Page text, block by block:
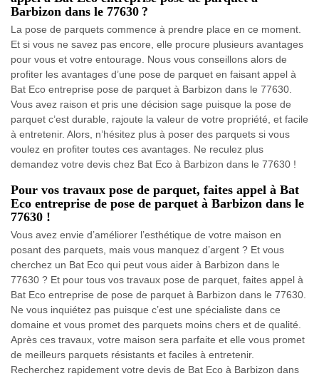
Barbizon dans le 77630 ?
La pose de parquets commence à prendre place en ce moment.
Et si vous ne savez pas encore, elle procure plusieurs avantages
pour vous et votre entourage. Nous vous conseillons alors de
profiter les avantages d’une pose de parquet en faisant appel à
Bat Eco entreprise pose de parquet à Barbizon dans le 77630.
Vous avez raison et pris une décision sage puisque la pose de
parquet c’est durable, rajoute la valeur de votre propriété, et facile
à entretenir. Alors, n’hésitez plus à poser des parquets si vous
voulez en profiter toutes ces avantages. Ne reculez plus
demandez votre devis chez Bat Eco à Barbizon dans le 77630 !
Pour vos travaux pose de parquet, faites appel à Bat
Eco entreprise de pose de parquet à Barbizon dans le
77630 !
Vous avez envie d’améliorer l’esthétique de votre maison en
posant des parquets, mais vous manquez d’argent ? Et vous
cherchez un Bat Eco qui peut vous aider à Barbizon dans le
77630 ? Et pour tous vos travaux pose de parquet, faites appel à
Bat Eco entreprise de pose de parquet à Barbizon dans le 77630.
Ne vous inquiétez pas puisque c’est une spécialiste dans ce
domaine et vous promet des parquets moins chers et de qualité.
Après ces travaux, votre maison sera parfaite et elle vous promet
de meilleurs parquets résistants et faciles à entretenir.
Recherchez rapidement votre devis de Bat Eco à Barbizon dans